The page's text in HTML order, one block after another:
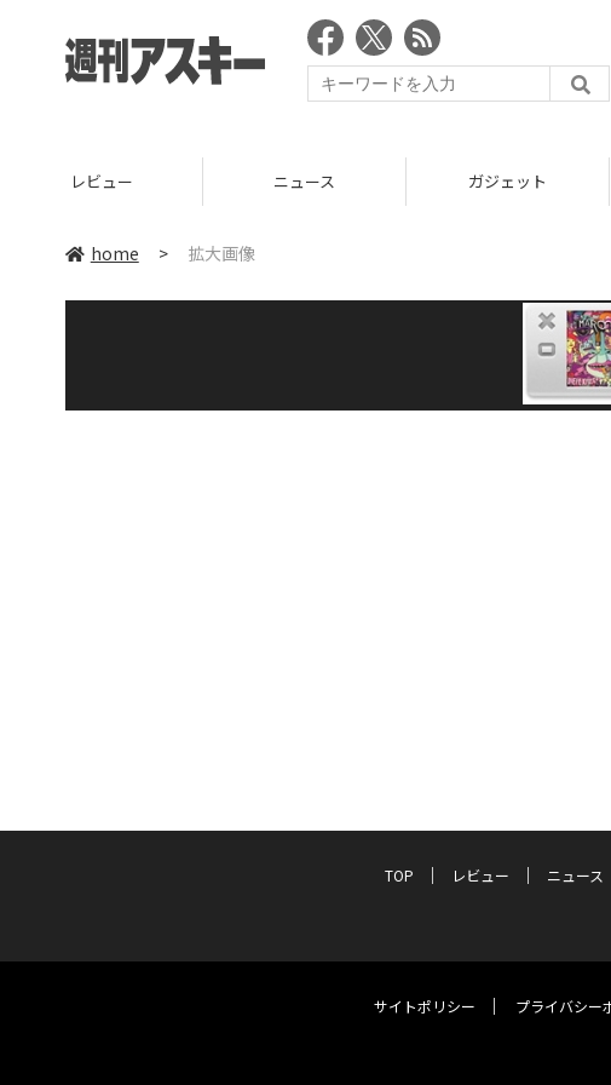
レビュー ニュース ガジェット
home > 拡大画像
TOP レビュー ニュース
サイトポリシー プライバシー